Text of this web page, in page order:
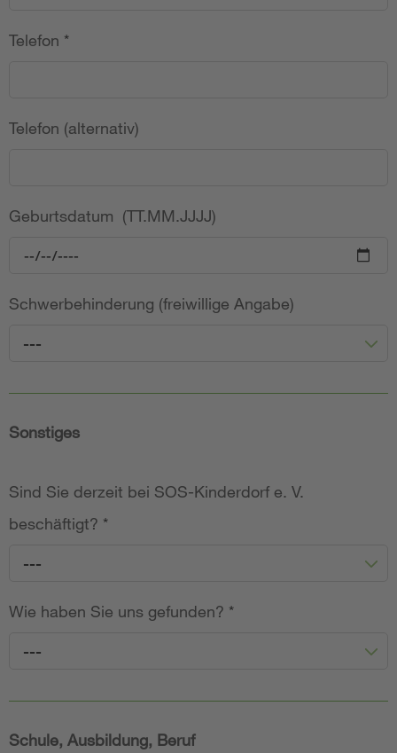
Telefon *
Telefon (alternativ)
Geburtsdatum (TT.MM.JJJJ)
Schwerbehinderung (freiwillige Angabe)
---
Sonstiges
Sind Sie derzeit bei SOS-Kinderdorf e. V.
beschäftigt? *
---
Wie haben Sie uns gefunden? *
---
Schule, Ausbildung, Beruf